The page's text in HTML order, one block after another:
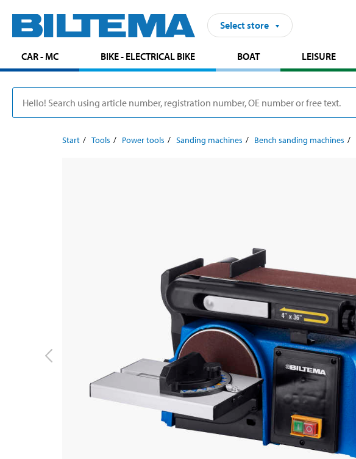
Select store
CAR - MC BIKE - ELECTRICAL BIKE BOAT LEISURE
Start Tools Power tools Sanding machines Bench sanding machines